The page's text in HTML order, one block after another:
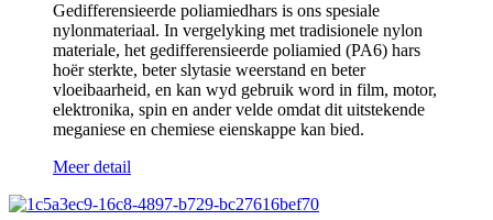
Gedifferensieerde poliamiedhars is ons spesiale
nylonmateriaal. In vergelyking met tradisionele nylon
materiale, het gedifferensieerde poliamied (PA6) hars
hoër sterkte, beter slytasie weerstand en beter
vloeibaarheid, en kan wyd gebruik word in film, motor,
elektronika, spin en ander velde omdat dit uitstekende
meganiese en chemiese eienskappe kan bied.
Meer detail